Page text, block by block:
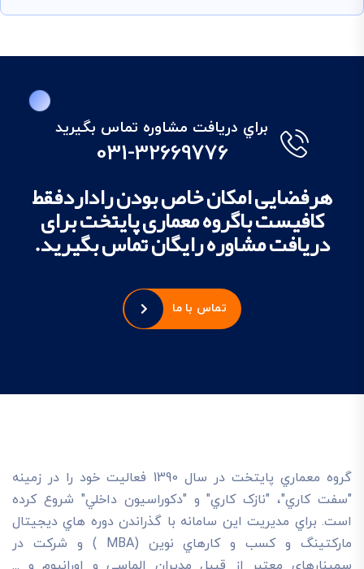
براي دريافت مشاوره تماس بگيريد
031-32669776
هرفضایی امکان خاص بودن راداردفقط
کافیست باگروه معماری پایتخت برای
دریافت مشاوره رایگان تماس بگیرید.
تماس با ما
گروه معماري پايتخت در سال 1390 فعاليت خود را در زمينه
"سفت کاري"، "نازک کاري" و "دکوراسيون داخلي" شروع کرده
است. براي مديريت اين سامانه با گذراندن دوره هاي ديجيتال
مارکتينگ و کسب و کارهاي نوين (MBA ) و شرکت در